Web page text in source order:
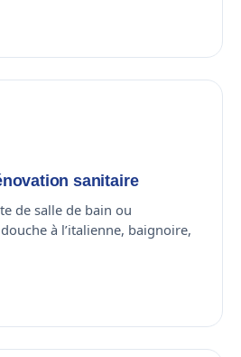
sanitaire
de salle de bain ou
à l’italienne, baignoire,